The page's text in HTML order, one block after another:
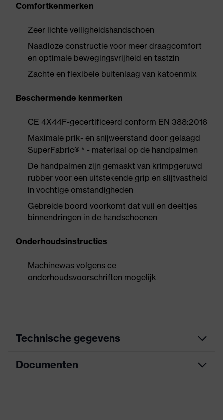
Comfortkenmerken
Zeer lichte veiligheidshandschoen
Naadloze constructie voor meer draagcomfort
en optimale bewegingsvrijheid en tastzin
Zachte en flexibele buitenlaag van katoenmix
Beschermende kenmerken
CE 4X44F-gecertificeerd conform EN 388:2016
Maximale prik- en snijweerstand door gelaagd
SuperFabric® * - materiaal op de handpalmen
De handpalmen zijn gemaakt van krimpgeruwd
rubber voor een uitstekende grip en slijtvastheid
in vochtige omstandigheden
Gebreide boord voorkomt dat vuil en deeltjes
binnendringen in de handschoenen
Onderhoudsinstructies
Machinewas volgens de
onderhoudsvoorschriften mogelijk
Technische gegevens
Zoek kleur
Documenten